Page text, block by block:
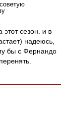
сезон. и в
надеюсь,
бы с Фернандо